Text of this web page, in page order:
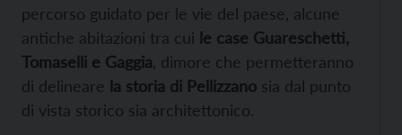
percorso guidato per le vie del paese, alcune
antiche abitazioni tra cui le case Guareschetti,
Tomaselli e Gaggia , dimore che permetteranno
di delineare la storia di Pellizzano sia dal punto
di vista storico sia architettonico.